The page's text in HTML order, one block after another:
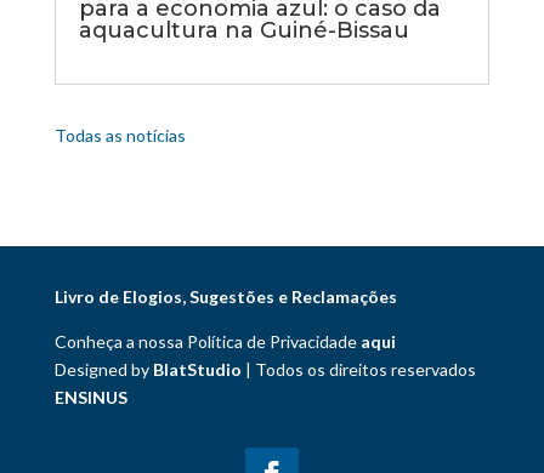
para a economia azul: o caso da
aquacultura na Guiné-Bissau
Todas as notícias
Livro de Elogios, Sugestões e Reclamações
Conheça a nossa Política de Privacidade aqui
Designed by BlatStudio | Todos os direitos reservados
ENSINUS